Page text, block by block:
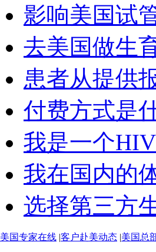
影响美国试
去美国做生
患者从提供
付费方式是
我是一个
我在国内的
选择第三方
美国专家在线 |客户赴美动态 |美国总